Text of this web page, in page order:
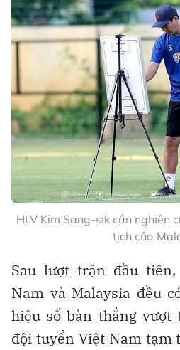
HLV Kim Sang-sik cần nghiên
tịch của
Sau lượt trận đầu
Nam và Malaysia đều
hiệu số bàn thắng vượt
đội tuyển Việt Nam tạm